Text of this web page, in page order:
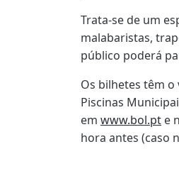
Trata-se de um
malabaristas,
público poderá
Os bilhetes têm o
Piscinas
em www.bol.pt e
hora antes (caso